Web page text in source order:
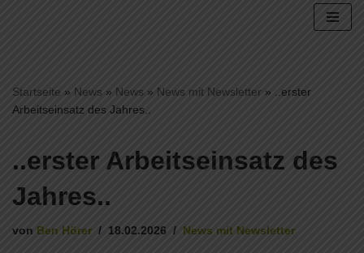
Startseite » News » News » News mit Newsletter »
..erster
Arbeitseinsatz des Jahres..
..erster Arbeitseinsatz des
Jahres..
von Ben Hörer 18.02.2026 News mit Newsletter